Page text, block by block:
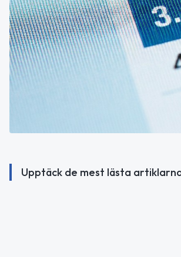
Upptäck de mest lästa